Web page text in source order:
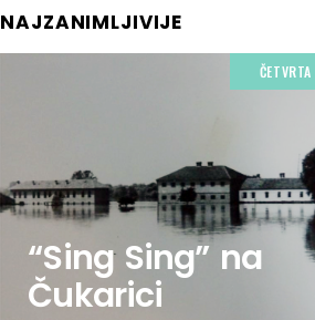
NAJZANIMLJIVIJE
“Sing Sing” na
Čukarici